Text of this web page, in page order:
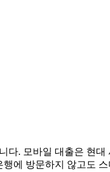
다. 모바일 대출은 현대
에 방문하지 않고도